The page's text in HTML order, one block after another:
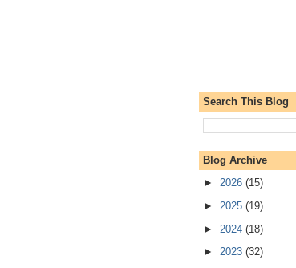
Search This Blog
Blog Archive
► 2026 (15)
► 2025 (19)
► 2024 (18)
► 2023 (32)